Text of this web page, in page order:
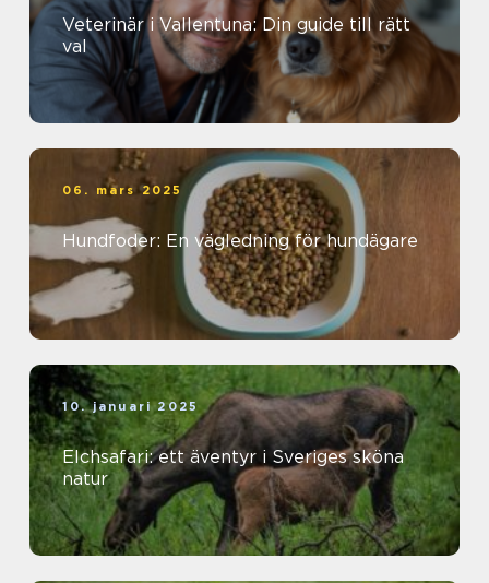
Veterinär i Vallentuna: Din guide till rätt
val
06. mars 2025
Hundfoder: En vägledning för hundägare
10. januari 2025
Elchsafari: ett äventyr i Sveriges sköna
natur